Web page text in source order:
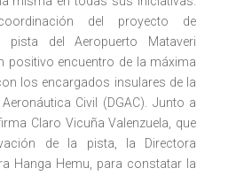
del proyecto de
del Aeropuerto Mataveri
positivo encuentro de la máxima
los encargados insulares de la
Civil (DGAC). Junto a
Claro Vicuña Valenzuela, que
de la pista, la Directora
Hanga Hemu, para constatar la